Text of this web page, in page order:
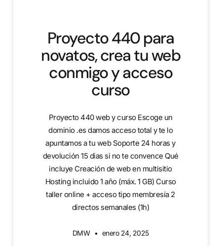
Proyecto 440 para
novatos, crea tu web
conmigo y acceso
curso
Proyecto 440 web y curso Escoge un
dominio .es damos acceso total y te lo
apuntamos a tu web Soporte 24 horas y
devolución 15 dias si no te convence Qué
incluye Creación de web en multisitio
Hosting incluido 1 año (máx. 1 GB) Curso
taller online + acceso tipo membresía 2
directos semanales (1h)
DMW enero 24, 2025